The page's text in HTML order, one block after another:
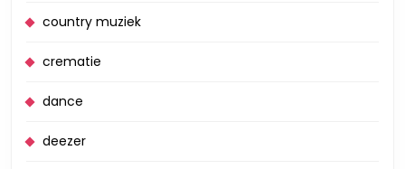
country muziek
crematie
dance
deezer